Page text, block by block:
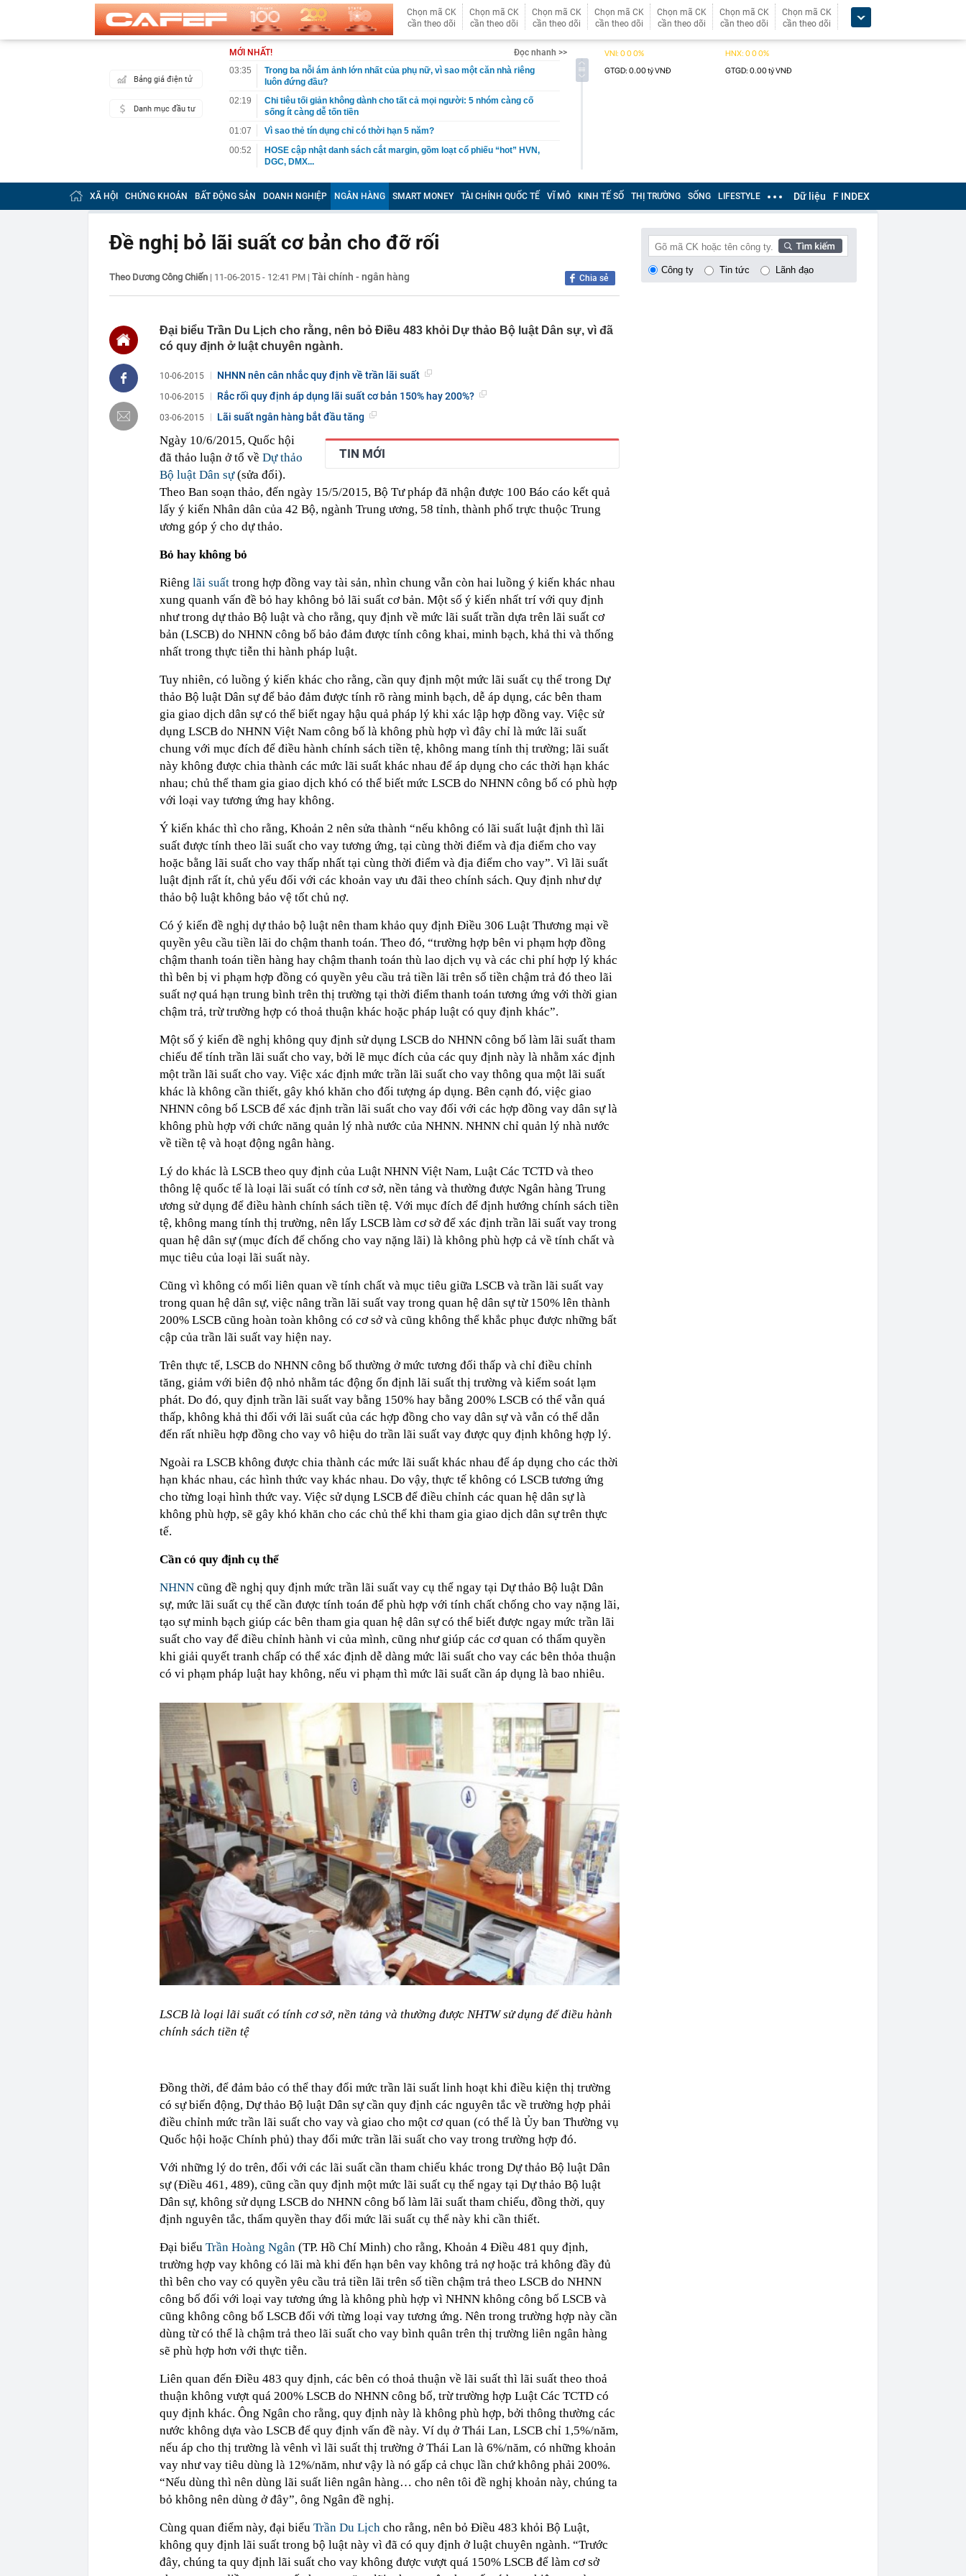
Chọn mã CK
cần theo dõi
Chọn mã CK
cần theo dõi
Chọn mã CK
cần theo dõi
Chọn mã CK
cần theo dõi
Chọn mã CK
cần theo dõi
Chọn mã CK
cần theo dõi
Chọn mã CK
cần theo dõi
Bảng giá điện tử
Danh mục đầu tư
MỚI NHẤT!
Đọc nhanh >>
03:35
Trong ba nỗi ám ảnh lớn nhất của phụ nữ, vì sao một căn nhà riêng
luôn đứng đầu?
02:19
Chi tiêu tối giản không dành cho tất cả mọi người: 5 nhóm càng cố
sống ít càng dễ tốn tiền
01:07
Vì sao thẻ tín dụng chỉ có thời hạn 5 năm?
00:52
HOSE cập nhật danh sách cắt margin, gồm loạt cổ phiếu “hot” HVN,
DGC, DMX...
00:12
Tiền lớn bất ngờ trở lại, khối ngoại tung 2.200 tỷ đồng mua ròng cổ
phiếu Việt Nam chỉ trong 5 phiên
00:05
Một doanh nghiệp thép với 2.700 lao động đang nợ Trung Quốc gần 1,3
00:04
Một yếu tố quan trọng đang trở lại trên thị trường chứng khoán
sau bác sĩ hỏi: "Ông ăn gì thế?"
chắn là siêu phẩm”
23:14
Bí mật được Apple giấu kín suốt 15 năm trên iPhone
22:56
Vì sao ngày càng nhiều gia đình không còn phơi quần áo ở ban công?
Vài mét vuông ngoài trời đang được dùng theo 1 cách rất khác
22:48
5 LOẠI rau quen thuộc có khả năng tích tụ kim loại nặng, người Việt
nên cẩn thận nguồn gốc trước khi sử dụng
nghỉ hè
22:25
Vì sao đồ ăn Việt hầu như món nào cũng có hành lá?
22:07
Không cần tặng quà, 5 câu nói này đủ sức khiến mối quan hệ phụ
huynh - giáo viên gắn bó khăng khít, con trẻ được hưởng lợi!
22:03
Ukraine tập kích Crimea, phá hủy hệ thống phòng không 15 triệu USD
của Nga
định: Riêng tháng 7/2026 vi phạm 21 lần
21:37
Tổng thống Trump bực bội vì lộ tin về kho đạn dược Mỹ
XÃ HỘI CHỨNG KHOÁN BẤT ĐỘNG SẢN DOANH NGHIỆP NGÂN HÀNG SMART MONEY TÀI CHÍNH QUỐC TẾ VĨ MÔ KINH TẾ SỐ THỊ TRƯỜNG SỐNG LIFESTYLE Dữ liệu F INDEX
Đề nghị bỏ lãi suất cơ bản cho đỡ rối
Theo Dương Công Chiến | 11-06-2015 - 12:41 PM | Tài chính - ngân hàng Chia sẻ
Đại biểu Trần Du Lịch cho rằng, nên bỏ Điều 483 khỏi Dự thảo Bộ luật Dân sự, vì đã
có quy định ở luật chuyên ngành.
10-06-2015 NHNN nên cân nhắc quy định về trần lãi suất
10-06-2015 Rắc rối quy định áp dụng lãi suất cơ bản 150% hay 200%?
03-06-2015 Lãi suất ngân hàng bắt đầu tăng
TIN MỚI
Ngày 10/6/2015, Quốc hội
đã thảo luận ở tổ về Dự thảo
Bộ luật Dân sự(sửa đổi).
Theo Ban soạn thảo, đến ngày 15/5/2015, Bộ Tư pháp đã nhận được 100 Báo cáo kết quả
lấy ý kiến Nhân dân của 42 Bộ, ngành Trung ương, 58 tỉnh, thành phố trực thuộc Trung
ương góp ý cho dự thảo.
Bỏ hay không bỏ
Riêng lãi suất trong hợp đồng vay tài sản, nhìn chung vẫn còn hai luồng ý kiến khác nhau
xung quanh vấn đề bỏ hay không bỏ lãi suất cơ bản. Một số ý kiến nhất trí với quy định
như trong dự thảo Bộ luật và cho rằng, quy định về mức lãi suất trần dựa trên lãi suất cơ
bản (LSCB) do NHNN công bố bảo đảm được tính công khai, minh bạch, khả thi và thống
nhất trong thực tiễn thi hành pháp luật.
Tuy nhiên, có luồng ý kiến khác cho rằng, cần quy định một mức lãi suất cụ thể trong Dự
thảo Bộ luật Dân sự để bảo đảm được tính rõ ràng minh bạch, dễ áp dụng, các bên tham
gia giao dịch dân sự có thể biết ngay hậu quả pháp lý khi xác lập hợp đồng vay. Việc sử
dụng LSCB do NHNN Việt Nam công bố là không phù hợp vì đây chỉ là mức lãi suất
chung với mục đích để điều hành chính sách tiền tệ, không mang tính thị trường; lãi suất
này không được chia thành các mức lãi suất khác nhau để áp dụng cho các thời hạn khác
nhau; chủ thể tham gia giao dịch khó có thể biết mức LSCB do NHNN công bố có phù hợp
với loại vay tương ứng hay không.
Ý kiến khác thì cho rằng, Khoản 2 nên sửa thành “nếu không có lãi suất luật định thì lãi
suất được tính theo lãi suất cho vay tương ứng, tại cùng thời điểm và địa điểm cho vay
hoặc bằng lãi suất cho vay thấp nhất tại cùng thời điểm và địa điểm cho vay”. Vì lãi suất
luật định rất ít, chủ yếu đối với các khoản vay ưu đãi theo chính sách. Quy định như dự
thảo bộ luật không bảo vệ tốt chủ nợ.
Có ý kiến đề nghị dự thảo bộ luật nên tham khảo quy định Điều 306 Luật Thương mại về
quyền yêu cầu tiền lãi do chậm thanh toán. Theo đó, “trường hợp bên vi phạm hợp đồng
chậm thanh toán tiền hàng hay chậm thanh toán thù lao dịch vụ và các chi phí hợp lý khác
thì bên bị vi phạm hợp đồng có quyền yêu cầu trả tiền lãi trên số tiền chậm trả đó theo lãi
suất nợ quá hạn trung bình trên thị trường tại thời điểm thanh toán tương ứng với thời gian
chậm trả, trừ trường hợp có thoả thuận khác hoặc pháp luật có quy định khác”.
Một số ý kiến đề nghị không quy định sử dụng LSCB do NHNN công bố làm lãi suất tham
chiếu để tính trần lãi suất cho vay, bởi lẽ mục đích của các quy định này là nhằm xác định
một trần lãi suất cho vay. Việc xác định mức trần lãi suất cho vay thông qua một lãi suất
khác là không cần thiết, gây khó khăn cho đối tượng áp dụng. Bên cạnh đó, việc giao
NHNN công bố LSCB để xác định trần lãi suất cho vay đối với các hợp đồng vay dân sự là
không phù hợp với chức năng quản lý nhà nước của NHNN. NHNN chỉ quản lý nhà nước
về tiền tệ và hoạt động ngân hàng.
Lý do khác là LSCB theo quy định của Luật NHNN Việt Nam, Luật Các TCTD và theo
thông lệ quốc tế là loại lãi suất có tính cơ sở, nền tảng và thường được Ngân hàng Trung
ương sử dụng để điều hành chính sách tiền tệ. Với mục đích để định hướng chính sách tiền
tệ, không mang tính thị trường, nên lấy LSCB làm cơ sở để xác định trần lãi suất vay trong
quan hệ dân sự (mục đích để chống cho vay nặng lãi) là không phù hợp cả về tính chất và
mục tiêu của loại lãi suất này.
Cũng vì không có mối liên quan về tính chất và mục tiêu giữa LSCB và trần lãi suất vay
trong quan hệ dân sự, việc nâng trần lãi suất vay trong quan hệ dân sự từ 150% lên thành
200% LSCB cũng hoàn toàn không có cơ sở và cũng không thể khắc phục được những bất
cập của trần lãi suất vay hiện nay.
Trên thực tế, LSCB do NHNN công bố thường ở mức tương đối thấp và chỉ điều chỉnh
tăng, giảm với biên độ nhỏ nhằm tác động ổn định lãi suất thị trường và kiểm soát lạm
phát. Do đó, quy định trần lãi suất vay bằng 150% hay bằng 200% LSCB có thể vẫn quá
thấp, không khả thi đối với lãi suất của các hợp đồng cho vay dân sự và vẫn có thể dẫn
đến rất nhiều hợp đồng cho vay vô hiệu do trần lãi suất vay được quy định không hợp lý.
Ngoài ra LSCB không được chia thành các mức lãi suất khác nhau để áp dụng cho các thời
hạn khác nhau, các hình thức vay khác nhau. Do vậy, thực tế không có LSCB tương ứng
cho từng loại hình thức vay. Việc sử dụng LSCB để điều chỉnh các quan hệ dân sự là
không phù hợp, sẽ gây khó khăn cho các chủ thể khi tham gia giao dịch dân sự trên thực
tế.
Cần có quy định cụ thể
NHNN cũng đề nghị quy định mức trần lãi suất vay cụ thể ngay tại Dự thảo Bộ luật Dân
sự, mức lãi suất cụ thể cần được tính toán để phù hợp với tính chất chống cho vay nặng lãi,
tạo sự minh bạch giúp các bên tham gia quan hệ dân sự có thể biết được ngay mức trần lãi
suất cho vay để điều chỉnh hành vi của mình, cũng như giúp các cơ quan có thẩm quyền
khi giải quyết tranh chấp có thể xác định dễ dàng mức lãi suất cho vay các bên thỏa thuận
có vi phạm pháp luật hay không, nếu vi phạm thì mức lãi suất cần áp dụng là bao nhiêu.
LSCB là loại lãi suất có tính cơ sở, nền tảng và thường được NHTW sử dụng để điều hành
chính sách tiền tệ
Đồng thời, để đảm bảo có thể thay đổi mức trần lãi suất linh hoạt khi điều kiện thị trường
có sự biến động, Dự thảo Bộ luật Dân sự cần quy định các nguyên tắc về trường hợp phải
điều chỉnh mức trần lãi suất cho vay và giao cho một cơ quan (có thể là Ủy ban Thường vụ
Quốc hội hoặc Chính phủ) thay đổi mức trần lãi suất cho vay trong trường hợp đó.
Với những lý do trên, đối với các lãi suất cần tham chiếu khác trong Dự thảo Bộ luật Dân
sự (Điều 461, 489), cũng cần quy định một mức lãi suất cụ thể ngay tại Dự thảo Bộ luật
Dân sự, không sử dụng LSCB do NHNN công bố làm lãi suất tham chiếu, đồng thời, quy
định nguyên tắc, thẩm quyền thay đổi mức lãi suất cụ thể này khi cần thiết.
Đại biểu Trần Hoàng Ngân (TP. Hồ Chí Minh) cho rằng, Khoản 4 Điều 481 quy định,
trường hợp vay không có lãi mà khi đến hạn bên vay không trả nợ hoặc trả không đầy đủ
thì bên cho vay có quyền yêu cầu trả tiền lãi trên số tiền chậm trả theo LSCB do NHNN
công bố đối với loại vay tương ứng là không phù hợp vì NHNN không công bố LSCB và
cũng không công bố LSCB đối với từng loại vay tương ứng. Nên trong trường hợp này cần
dùng từ có thể là chậm trả theo lãi suất cho vay bình quân trên thị trường liên ngân hàng
sẽ phù hợp hơn với thực tiễn.
Liên quan đến Điều 483 quy định, các bên có thoả thuận về lãi suất thì lãi suất theo thoả
thuận không vượt quá 200% LSCB do NHNN công bố, trừ trường hợp Luật Các TCTD có
quy định khác. Ông Ngân cho rằng, quy định này là không phù hợp, bởi thông thường các
nước không dựa vào LSCB để quy định vấn đề này. Ví dụ ở Thái Lan, LSCB chỉ 1,5%/năm,
nếu áp cho thị trường là vênh vì lãi suất thị trường ở Thái Lan là 6%/năm, có những khoản
vay như vay tiêu dùng là 12%/năm, như vậy là nó gấp cả chục lần chứ không phải 200%.
“Nếu dùng thì nên dùng lãi suất liên ngân hàng… cho nên tôi đề nghị khoản này, chúng ta
bỏ không nên dùng ở đây”, ông Ngân đề nghị.
Cùng quan điểm này, đại biểu Trần Du Lịch cho rằng, nên bỏ Điều 483 khỏi Bộ Luật,
không quy định lãi suất trong bộ luật này vì đã có quy định ở luật chuyên ngành. “Trước
đây, chúng ta quy định lãi suất cho vay không được vượt quá 150% LSCB để làm cơ sở
Công ty Tin tức Lãnh đạo